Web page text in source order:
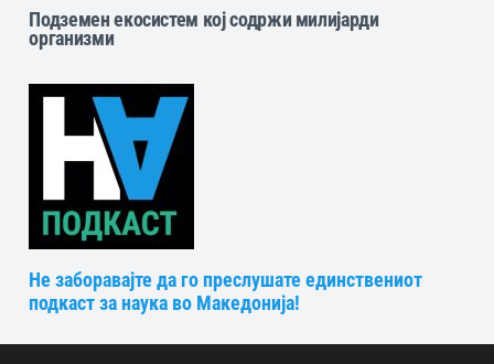
Подземен екосистем кој содржи милијарди
организми
Не заборавајте да го преслушате единствениот
подкаст за наука во Македонија!